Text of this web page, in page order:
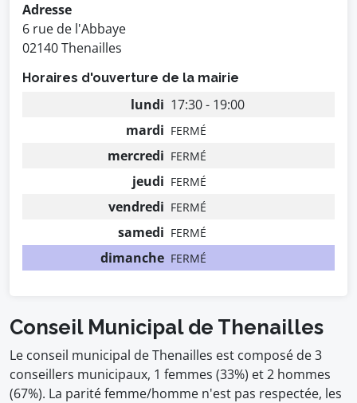
Adresse
6 rue de l'Abbaye
02140 Thenailles
Horaires d'ouverture de la mairie
lundi 17:30 - 19:00
mardi FERMÉ
mercredi FERMÉ
jeudi FERMÉ
vendredi FERMÉ
samedi FERMÉ
dimanche FERMÉ
Conseil Municipal de Thenailles
Le conseil municipal de Thenailles est composé de 3
conseillers municipaux, 1 femmes (33%) et 2 hommes
(67%). La parité femme/homme n'est pas respectée, les